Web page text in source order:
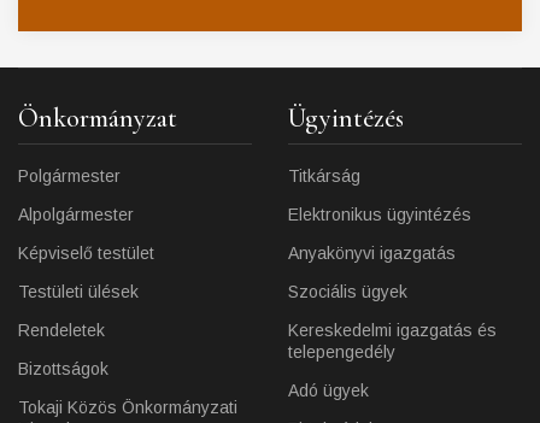
Önkormányzat
Polgármester
Alpolgármester
Képviselő testület
Testületi ülések
Rendeletek
Bizottságok
Tokaji Közös Önkormányzati
Ügyintézés
Titkárság
Elektronikus ügyintézés
Anyakönyvi igazgatás
Szociális ügyek
Kereskedelmi igazgatás és
telepengedély
Adó ügyek